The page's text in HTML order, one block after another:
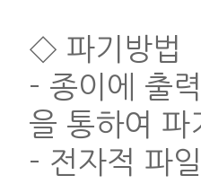
◇ 파기방법
- 종이에 출
을 통하여 파
- 전자적 파